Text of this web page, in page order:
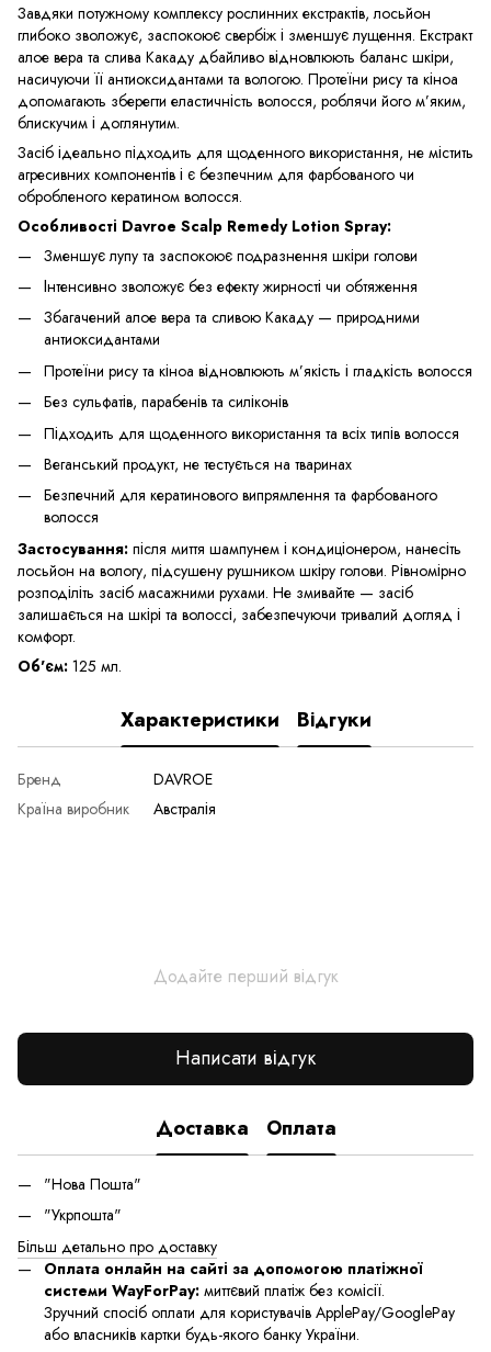
Завдяки потужному комплексу рослинних екстрактів, лосьйон
глибоко зволожує, заспокоює свербіж і зменшує лущення. Екстракт
алое вера та слива Какаду дбайливо відновлюють баланс шкіри,
насичуючи її антиоксидантами та вологою. Протеїни рису та кіноа
допомагають зберегти еластичність волосся, роблячи його м’яким,
блискучим і доглянутим.
Засіб ідеально підходить для щоденного використання, не містить
агресивних компонентів і є безпечним для фарбованого чи
обробленого кератином волосся.
Особливості Davroe Scalp Remedy Lotion Spray:
Зменшує лупу та заспокоює подразнення шкіри голови
Інтенсивно зволожує без ефекту жирності чи обтяження
Збагачений алое вера та сливою Какаду — природними
антиоксидантами
Протеїни рису та кіноа відновлюють м’якість і гладкість волосся
Без сульфатів, парабенів та силіконів
Підходить для щоденного використання та всіх типів волосся
Веганський продукт, не тестується на тваринах
Безпечний для кератинового випрямлення та фарбованого
волосся
Застосування: після миття шампунем і кондиціонером, нанесіть
лосьйон на вологу, підсушену рушником шкіру голови. Рівномірно
розподіліть засіб масажними рухами. Не змивайте — засіб
залишається на шкірі та волоссі, забезпечуючи тривалий догляд і
комфорт.
Об'єм: 125 мл.
Характеристики Відгуки
Бренд
DAVROE
Країна виробник
Австралія
Додайте перший відгук
Написати відгук
Доставка Оплата
"Нова Пошта"
"Укрпошта"
Більш детально про доставку
Оплата онлайн на сайті за допомогою платіжної
системи WayForPay: миттєвий платіж без комісії.
Зручний спосіб оплати для користувачів ApplePay/GooglePay
або власників картки будь-якого банку України.